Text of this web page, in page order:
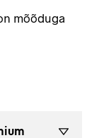
mõõduga